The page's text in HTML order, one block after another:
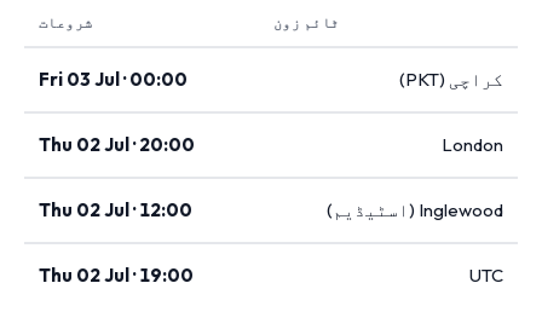
ٹائم زون شروعات
کراچی (PKT) Fri 03 Jul · 00:00
London
Thu 02 Jul · 20:00
Inglewood (اسٹیڈیم) Thu 02 Jul · 12:00
UTC
Thu 02 Jul · 19:00